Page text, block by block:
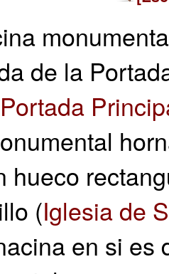
de la
hueco
(Iglesia de
en si es